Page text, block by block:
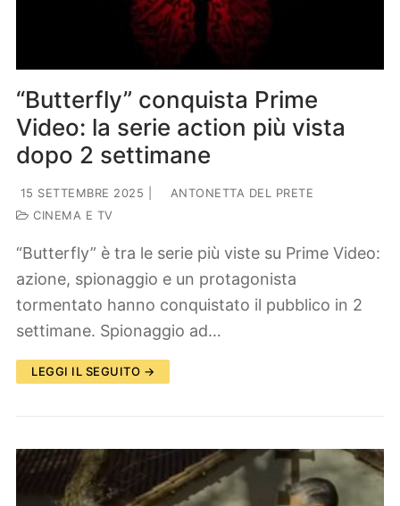
“Butterfly” conquista Prime
Video: la serie action più vista
dopo 2 settimane
15 SETTEMBRE 2025
ANTONETTA DEL PRETE
CINEMA E TV
“Butterfly” è tra le serie più viste su Prime Video:
azione, spionaggio e un protagonista
tormentato hanno conquistato il pubblico in 2
settimane. Spionaggio ad…
LEGGI IL SEGUITO →